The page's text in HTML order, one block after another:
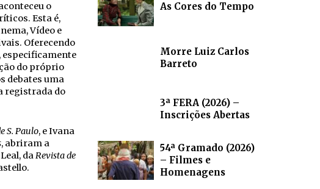
o
Esta é,
Vídeo e
Oferecendo
do próprio
debates uma
registrada do
S. Paulo, e Ivana
, abriram a
daRevista de
As Cores do Tempo
Morre Luiz Carlos
Barreto
3ª FERA (2026) –
Inscrições Abertas
54ª Gramado (2026)
– Filmes e
Homenagens